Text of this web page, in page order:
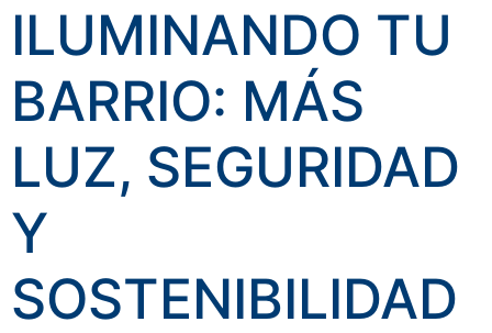
ILUMINANDO TU
BARRIO: MÁS
LUZ, SEGURIDAD
Y
SOSTENIBILIDAD